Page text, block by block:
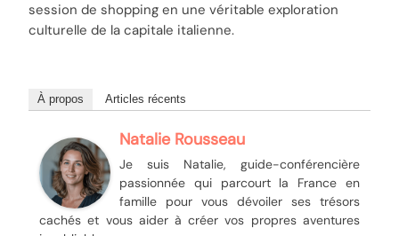
session de shopping en une véritable exploration
culturelle de la capitale italienne.
À propos Articles récents
Natalie Rousseau
Je suis Natalie, guide-conférencière
passionnée qui parcourt la France en
famille pour vous dévoiler ses trésors
cachés et vous aider à créer vos propres aventures